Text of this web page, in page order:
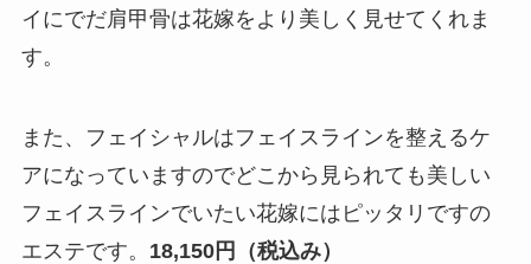
イにでだ肩甲骨は花嫁をより美しく見せてくれま
す。
また、フェイシャルはフェイスラインを整えるケ
アになっていますのでどこから見られても美しい
フェイスラインでいたい花嫁にはピッタリですの
エステです。 18,150円（税込み）